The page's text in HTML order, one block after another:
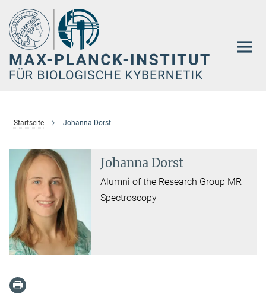
Hauptinhalt
Startseite Johanna Dorst
Johanna Dorst
Alumni of the Research Group MR
Spectroscopy